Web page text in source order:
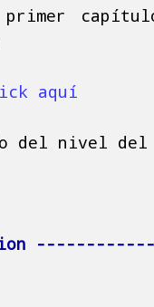
aquí
del nivel